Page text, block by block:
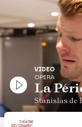
VIDEO
OPERA
La
Stanislas de